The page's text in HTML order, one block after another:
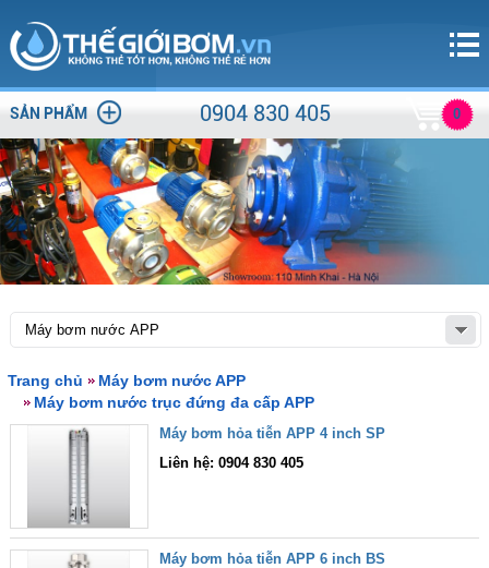
SẢN PHẨM 0904 830 405 0
Trang chủ
Máy bơm nước APP
Máy bơm nước trục đứng đa cấp APP
Máy bơm hỏa tiễn APP 4 inch SP
Liên hệ: 0904 830 405
Máy bơm hỏa tiễn APP 6 inch BS